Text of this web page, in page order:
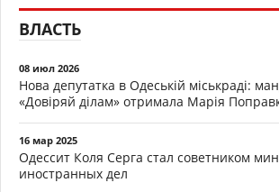
ВЛАСТЬ
08 июл 2026
Нова депутатка в Одеській міськраді:
«Довіряй ділам» отримала Марія
16 мар 2025
Одессит Коля Серга стал советником
иностранных дел